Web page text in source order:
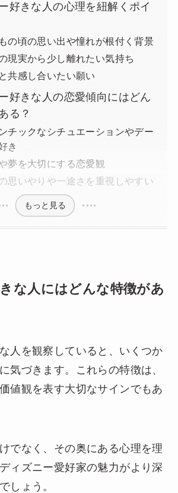
好きな人の心理を紐解くポイ
の頃の思い出や憧れが根付く背景
現実から少し離れたい気持ち
共感し合いたい願い
好きな人の恋愛傾向にはどん
る？
チックなシチュエーションやデー
き
夢を大切にする恋愛観
思いやりや一途さを重視しやすい
もっと見る
な人にはどんな特徴があ
人を観察していると、いくつか
気づきます。これらの特徴は、
値観を表す大切なサインでもあ
でなく、その奥にある心理を理
ィズニー愛好家の魅力がより深
しょう。